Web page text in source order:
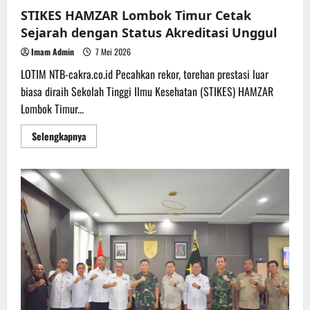
keamanan
dan
ketertiban
masyarakat,
Kapolsek
Medan
Labuhan,
AKP
D
Raja
S.I.K,
M.M,
bersama
Kanit
Binmas
didampingi
para
Bhabinkamtibmas
melaksanakan
pengecekan
serta
meninjau
langsung
kesiapan
Pos
Keamanan
Lingkungan
STIKES HAMZAR Lombok Timur Cetak
Sejarah dengan Status Akreditasi Unggul
Imam Admin 7 Mei 2026
LOTIM NTB-cakra.co.id Pecahkan rekor, torehan prestasi luar
biasa diraih Sekolah Tinggi Ilmu Kesehatan (STIKES) HAMZAR
Lombok Timur...
SelengkapnyaRead
more
HAMZAR
Lombok
Timur
Cetak
Sejarah
dengan
Status
Akreditasi
Unggul